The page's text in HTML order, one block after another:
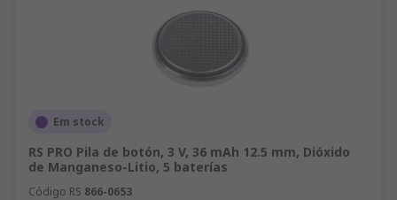
Em stock
RS PRO Pila de botón, 3 V, 36 mAh 12.5 mm, Dióxido
de Manganeso-Litio, 5 baterías
Código RS 866-0653